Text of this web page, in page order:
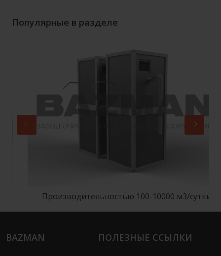
Популярные в разделе
Производительностью 100-10000 м3/сутки
BAZMAN ПОЛЕЗНЫЕ ССЫЛКИ